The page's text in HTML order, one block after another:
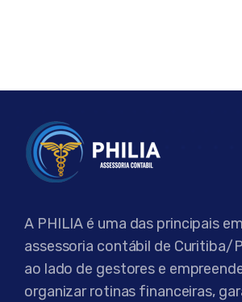
A PHILIA é uma das principais
assessoria contábil de Curitiba/
ao lado de gestores e
organizar rotinas financeiras,